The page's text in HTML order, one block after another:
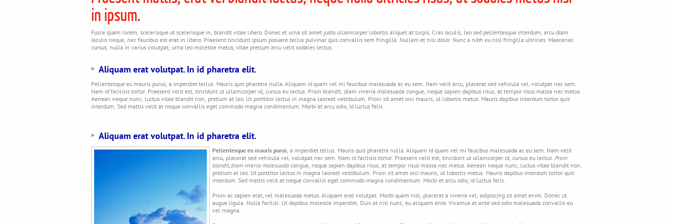
in ipsum.
Fusce quam lorem, scelerisque ut scelerisque in, blandit vitae libero. Donec et urna sit amet justo ullamcorper lobortis aliquet at turpis. Cras iaculis, leo sed pellentesque interdum, arcu diam
iaculis neque, nec faucibus est erat in libero. Praesent tincidunt ipsum posuere tellus pulvinar quis convallis sem fringilla. Nullam et nisi dolor. Nunc a nibh eu nisl fringilla ultricies. Maecenas
cursus, nulla in varius volutpat, urna leo molestie metus, vitae pretium arcu velit sodales lectus.
Aliquam erat volutpat. In id pharetra elit.
Pellentesque eu mauris purus, a imperdiet tellus. Mauris quis pharetra nulla. Aliquam id quam vel mi faucibus malesuada ac eu sem. Nam velit arcu, placerat sed vehicula vel, volutpat nec sem.
Nam id facilisis tortor. Praesent velit est, tincidunt ut ullamcorper id, cursus eu lectus. Proin blandit, diam viverra malesuada congue, neque sapien dapibus risus, at tempor risus massa nec metus.
Aenean neque nunc, luctus vitae blandit non, pretium at leo. Ut porttitor lectus in magna laoreet vestibulum. Proin sit amet orci mauris, ut lobortis metus. Mauris dapibus interdum tortor quis
interdum. Sed mattis velit at neque convallis eget commodo magna condimentum. Morbi et arcu odio, id luctus felis.
Aliquam erat volutpat. In id pharetra elit.
Pellentesque eu mauris purus, a imperdiet tellus. Mauris quis pharetra nulla. Aliquam id quam vel mi faucibus malesuada ac eu sem. Nam velit
arcu, placerat sed vehicula vel, volutpat nec sem. Nam id facilisis tortor. Praesent velit est, tincidunt ut ullamcorper id, cursus eu lectus. Proin
blandit, diam viverra malesuada congue, neque sapien dapibus risus, at tempor risus massa nec metus. Aenean neque nunc, luctus vitae blandit non,
pretium at leo. Ut porttitor lectus in magna laoreet vestibulum. Proin sit amet orci mauris, ut lobortis metus. Mauris dapibus interdum tortor quis
interdum. Sed mattis velit at neque convallis eget commodo magna condimentum. Morbi et arcu odio, id luctus felis.
Proin ac sapien erat, vel malesuada metus. Aliquam erat volutpat. Morbi quam nisl, placerat a viverra vel, adipiscing sit amet enim. Donec ut
augue ligula. Nulla facilisi. Ut dapibus molestie imperdiet. Duis at nisi nunc, eu aliquam ante. Vivamus at ante sed odio malesuada convallis eu
vel magna.